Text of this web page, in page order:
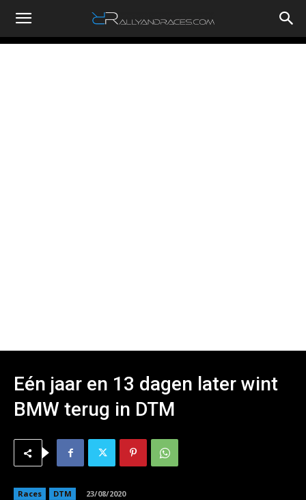
RallyandRaces.com
Eén jaar en 13 dagen later wint
BMW terug in DTM
Races DTM 23/08/2020